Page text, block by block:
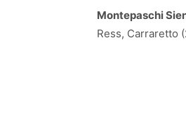
Montepaschi
Ress, Carraretto